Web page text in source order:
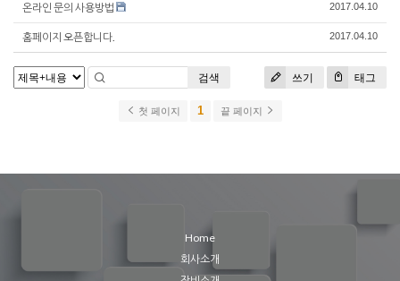
온라인 문의 사용방법 2017.04.10
홈페이지 오픈합니다. 2017.04.10
쓰기 태그
검색
첫 페이지 1 끝 페이지
Home
회사소개